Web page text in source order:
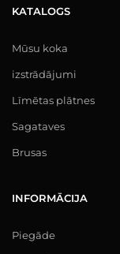
KATALOGS
Mūsu koka
izstrādājumi
Līmētas plātnes
Sagataves
Brusas
INFORMĀCIJA
Piegāde